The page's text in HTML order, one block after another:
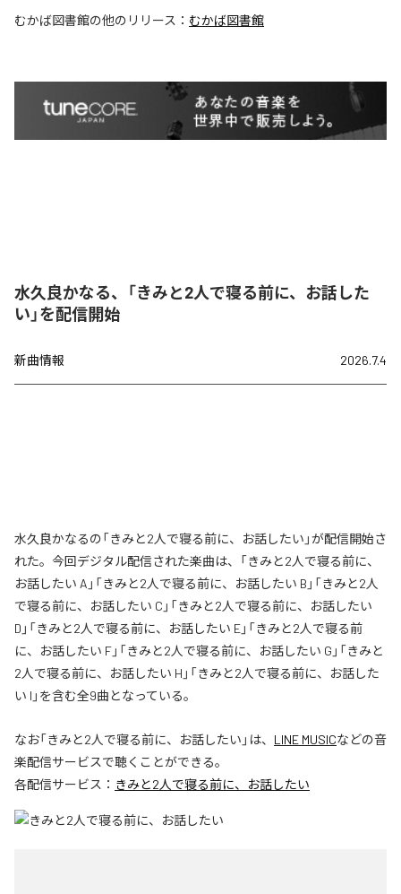
むかば図書館の他のリリース： むかば図書館
水久良かなる、「きみと2人で寝る前に、お話した
い」を配信開始
新曲情報 2026.7.4
水久良かなるの「きみと2人で寝る前に、お話したい」が配信開始さ
れた。今回デジタル配信された楽曲は、「きみと2人で寝る前に、
お話したい A」「きみと2人で寝る前に、お話したい B」「きみと2人
で寝る前に、お話したい C」「きみと2人で寝る前に、お話したい
D」「きみと2人で寝る前に、お話したい E」「きみと2人で寝る前
に、お話したい F」「きみと2人で寝る前に、お話したい G」「きみと
2人で寝る前に、お話したい H」「きみと2人で寝る前に、お話した
い I」を含む全9曲となっている。
なお「きみと2人で寝る前に、お話したい 」は、 LINE MUSICなどの音
楽配信サービスで聴くことができる。
各配信サービス： きみと2人で寝る前に、お話したい